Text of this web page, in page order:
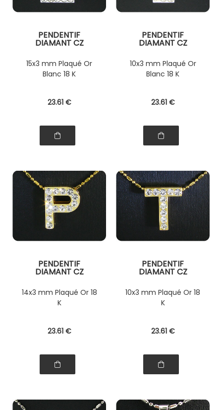
PENDENTIF
DIAMANT CZ
15x3 mm Plaqué Or
Blanc 18 K
23.61 €
PENDENTIF
DIAMANT CZ
10x3 mm Plaqué Or
Blanc 18 K
23.61 €
PENDENTIF
DIAMANT CZ
14x3 mm Plaqué Or 18
K
23.61 €
PENDENTIF
DIAMANT CZ
10x3 mm Plaqué Or 18
K
23.61 €